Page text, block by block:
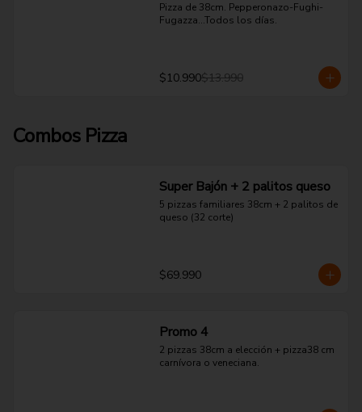
Pizza de 38cm. Pepperonazo-Fughi-
Fugazza...Todos los días.
$10.990$13.990
Combos Pizza
Super Bajón + 2 palitos queso
5 pizzas familiares 38cm + 2 palitos de
queso (32 corte)
$69.990
Promo 4
2 pizzas 38cm a elección + pizza38 cm
carnívora o veneciana.